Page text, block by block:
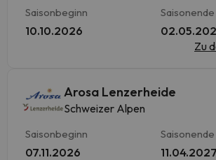
Saisonbeginn
10.10.2026
Saisonende
Zu
Arosa Lenzerheide
Schweizer Alpen
Saisonbeginn
07.11.2026
Saisonende
11.04.2027